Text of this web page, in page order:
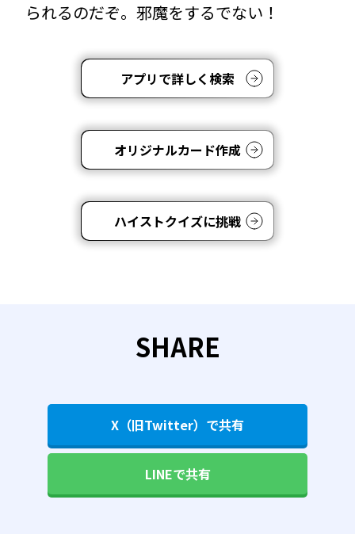
られるのだぞ。邪魔をするでない！
アプリで詳しく検索
オリジナルカード作成
ハイストクイズに挑戦
SHARE
X（旧Twitter）で共有
LINEで共有